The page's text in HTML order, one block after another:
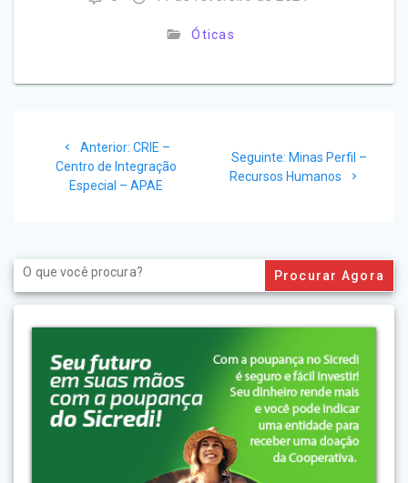
Óticas
Post
Anterior: Post
anterior:
CRIE –
Centro de Integração
Especial – APAE
Seguinte: Post
seguinte:
Minas Perfil –
Recursos Humanos
Search
for: